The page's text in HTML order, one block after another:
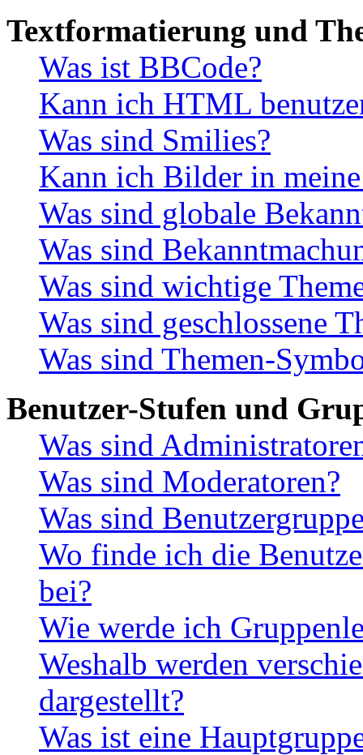
Textformatierung und
Was ist BBCode?
Kann ich HTML
Was sind Smilies?
Kann ich Bilder in
Was sind globale
Was sind
Was sind wichtige
Was sind geschlossene
Was sind Themen-
Benutzer-Stufen und
Was sind
Was sind Moderatoren?
Was sind
Wo finde ich die
bei?
Wie werde ich
Weshalb werden
dargestellt?
Was ist eine